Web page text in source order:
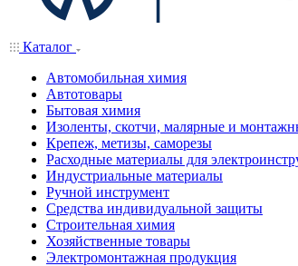
Каталог
Автомобильная химия
Автотовары
Бытовая химия
Изоленты, скотчи, малярные и
Крепеж, метизы, саморезы
Расходные материалы для
Индустриальные материалы
Ручной инструмент
Средства индивидуальной защиты
Строительная химия
Хозяйственные товары
Электромонтажная продукция